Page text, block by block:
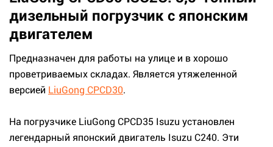
дизельный погрузчик с японским
двигателем
Предназначен для работы на улице и в хорошо
проветриваемых складах. Является утяжеленной
версией LiuGong CPCD30.
На погрузчике LiuGong CPCD35 Isuzu установлен
легендарный японский двигатель Isuzu C240. Эти